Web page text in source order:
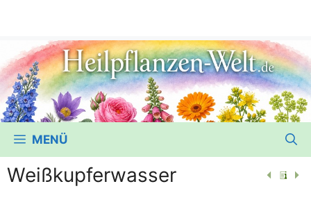
MENÜ
Weißkupferwasser